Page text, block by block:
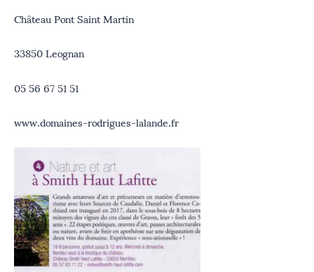
Château Pont Saint Martin
33850 Leognan
05 56 67 51 51
www.domaines-rodrigues-lalande.fr